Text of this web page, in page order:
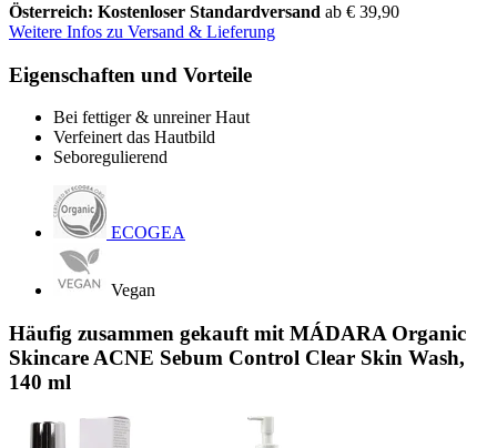
Österreich: Kostenloser Standardversand ab € 39,90
Weitere Infos zu Versand & Lieferung
Eigenschaften und Vorteile
Bei fettiger & unreiner Haut
Verfeinert das Hautbild
Seboregulierend
ECOGEA
Vegan
Häufig zusammen gekauft mit MÁDARA Organic
Skincare ACNE Sebum Control Clear Skin Wash,
140 ml